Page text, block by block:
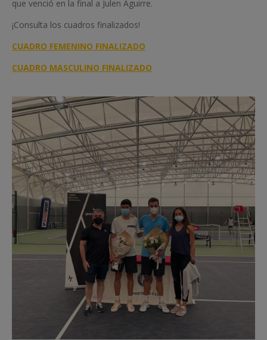
que venció en la final a Julen Aguirre.
¡Consulta los cuadros finalizados!
CUADRO FEMENINO FINALIZADO
CUADRO MASCULINO FINALIZADO